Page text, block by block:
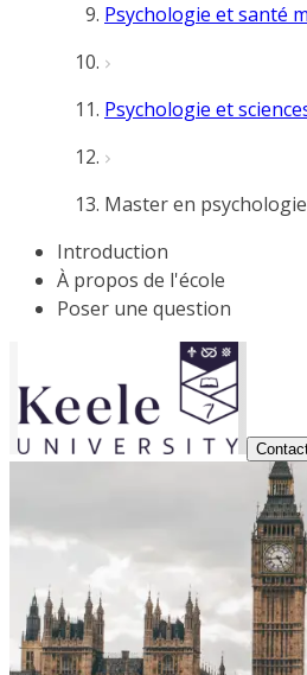
Psychologie et santé
Psychologie et
Master en
Introduction
À propos de l'école
Poser une question